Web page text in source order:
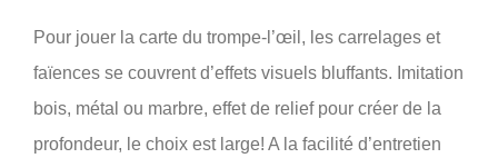
Pour jouer la carte du trompe-l’œil, les carrelages et
faïences se couvrent d’effets visuels bluffants. Imitation
bois, métal ou marbre, effet de relief pour créer de la
profondeur, le choix est large! A la facilité d’entretien